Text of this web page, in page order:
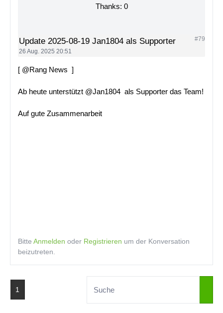
Thanks: 0
Update 2025-08-19 Jan1804 als Supporter
26 Aug. 2025 20:51
#79
[ @Rang News ]
Ab heute unterstützt @Jan1804 als Supporter das Team!
Auf gute Zusammenarbeit
Bitte Anmelden oder Registrieren um der Konversation
beizutreten.
1